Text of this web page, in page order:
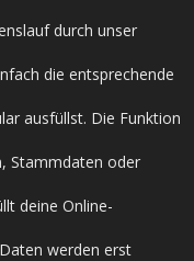
durch unser
die entsprechende
ausfüllst. Die Funktion
Stammdaten oder
deine Online-
werden erst